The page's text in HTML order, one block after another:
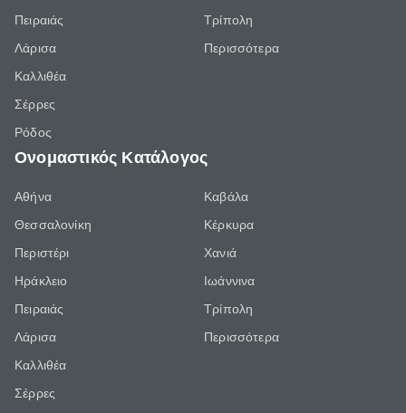
Πειραιάς
Λάρισα
Καλλιθέα
Σέρρες
Ρόδος
Τρίπολη
Περισσότερα
Ονομαστικός Κατάλογος
Αθήνα
Θεσσαλονίκη
Περιστέρι
Ηράκλειο
Πειραιάς
Λάρισα
Καλλιθέα
Σέρρες
Καβάλα
Κέρκυρα
Χανιά
Ιωάννινα
Τρίπολη
Περισσότερα